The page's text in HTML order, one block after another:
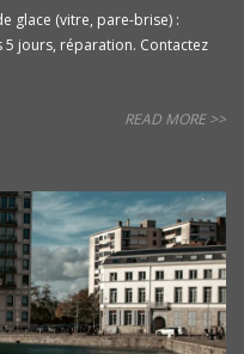
glace (vitre, pare-brise) :
jours, réparation. Contactez
READ MORE >>